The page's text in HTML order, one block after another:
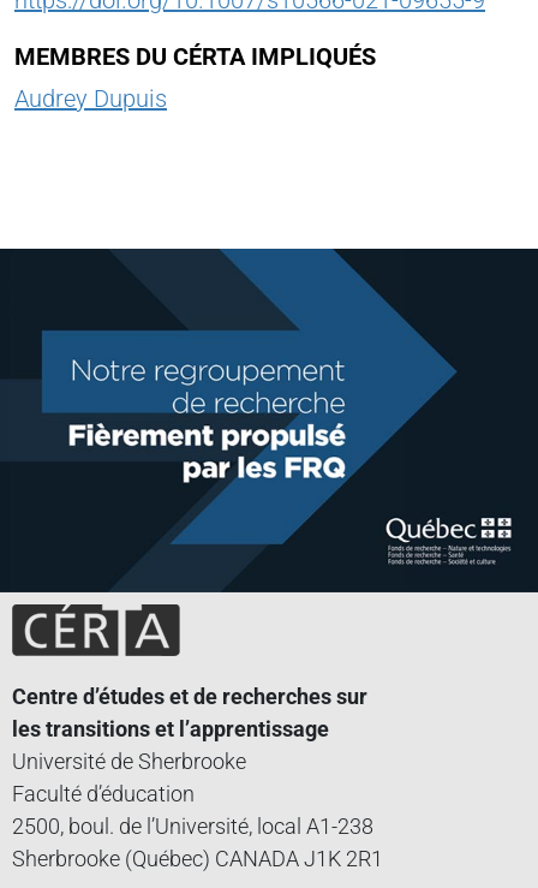
MEMBRES DU CÉRTA IMPLIQUÉS
Audrey Dupuis
Centre d’études et de recherches sur
les transitions et l’apprentissage
Université de Sherbrooke
Faculté d’éducation
2500, boul. de l’Université, local A1-238
Sherbrooke (Québec) CANADA J1K 2R1